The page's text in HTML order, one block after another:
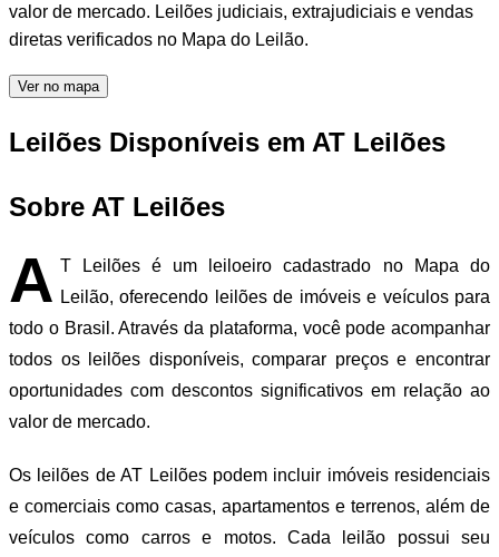
valor de mercado. Leilões judiciais, extrajudiciais e vendas
diretas verificados no Mapa do Leilão.
Ver no mapa
Leilões Disponíveis em AT Leilões
Sobre AT Leilões
A T Leilões é um leiloeiro cadastrado no Mapa do
Leilão, oferecendo leilões de imóveis e veículos para
todo o Brasil. Através da plataforma, você pode acompanhar
todos os leilões disponíveis, comparar preços e encontrar
oportunidades com descontos significativos em relação ao
valor de mercado.
Os leilões de AT Leilões podem incluir imóveis residenciais
e comerciais como casas, apartamentos e terrenos, além de
veículos como carros e motos. Cada leilão possui seu